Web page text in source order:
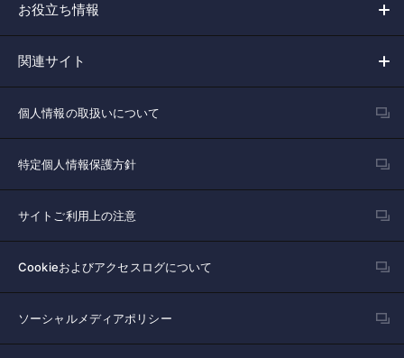
お役立ち情報
関連サイト
個人情報の取扱いについて
特定個人情報保護方針
サイトご利用上の注意
Cookieおよびアクセスログについて
ソーシャルメディアポリシー